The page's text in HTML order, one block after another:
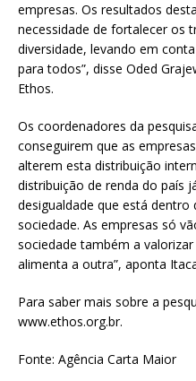
empresas. Os resultados
necessidade de fortalecer os
diversidade, levando em
para todos”, disse Oded
Ethos.
Os coordenadores da
conseguirem que as
alterem esta distribuição
distribuição de renda do país
desigualdade que está dentro
sociedade. As empresas só
sociedade também a
alimenta a outra”, aponta
Para saber mais sobre a
www.ethos.org.br.
Fonte: Agência Carta Maior